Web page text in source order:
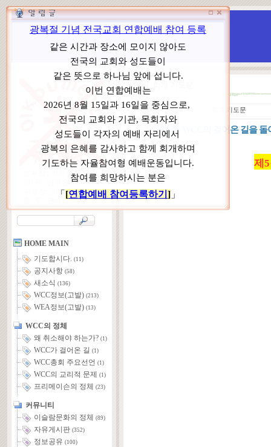
WCC 고발(반대)운동본부
특별 WCC 반대 대책 위원회
본부장 : 박동호 목사
고 문 : 남성운 목사
위원장 : 이상원 목사
총 무 : 권태섭 목사
HOME MAIN
기도합시다. (11)
공지사항 (58)
새소식 (136)
WCC정보(고발) (213)
WEA정보(고발) (13)
WCC의 정체
왜 취소해야 하는가? (1)
WCC가 걸어온 길 (1)
WCC총회 주요선언 (1)
WCC의 교리적 문제 (1)
프리메이슨의 정체 (23)
커뮤니티
이슬람문화의 정체
(89)
자유게시판 (352)
정보공유 (100)
ㆍ분 류 회개 기도문
“ 제5장. WCC의 걸어온 길을
제